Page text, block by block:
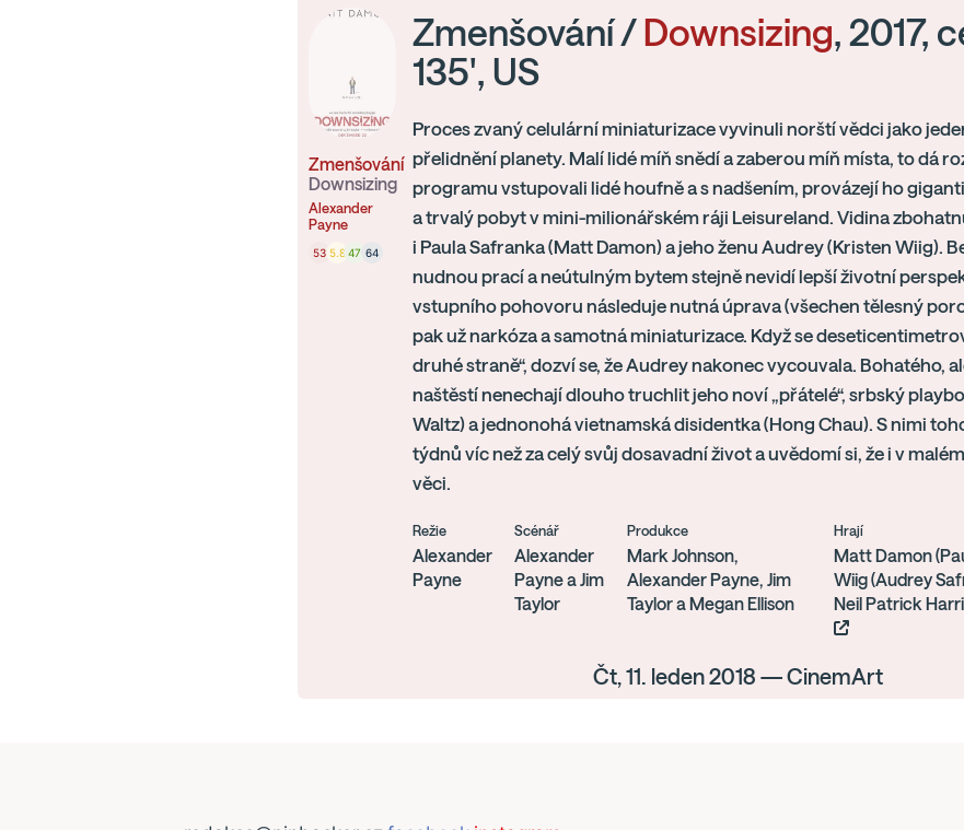
Zmenšování
Downsizing
Alexander
Payne
53 5.8 47 64
Zmenšování /Downsizing, 2017,
135', US
Proces zvaný celulární miniaturizace vyvinuli norští vědci jako
přelidnění planety. Malí lidé míň snědí a zaberou míň místa, to dá
programu vstupovali lidé houfně a s nadšením, provázejí ho
a trvalý pobyt v mini-milionářském ráji Leisureland. Vidina
i Paula Safranka (Matt Damon) a jeho ženu Audrey (Kristen Wiig).
nudnou prací a neútulným bytem stejně nevidí lepší životní
vstupního pohovoru následuje nutná úprava (všechen tělesný
pak už narkóza a samotná miniaturizace. Když se
druhé straně“, dozví se, že Audrey nakonec vycouvala. Bohatého,
naštěstí nenechají dlouho truchlit jeho noví „přátelé“, srbský
Waltz) a jednonohá vietnamská disidentka (Hong Chau). S nimi
týdnů víc než za celý svůj dosavadní život a uvědomí si, že i v
věci.
Režie
Alexander
Payne
Scénář
Alexander
Payne a Jim
Taylor
Produkce
Mark Johnson,
Alexander Payne, Jim
Taylor a Megan Ellison
Hrají
Matt Damon
Wiig (Audrey
Neil Patrick
Čt, 11. leden 2018 — CinemArt